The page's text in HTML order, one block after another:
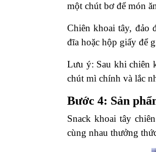
một chút bơ để món
Chiên khoai tây, đảo
đĩa hoặc hộp giấy để
Lưu ý: Sau khi chiên
chút mì chính và lắc
Bước 4: Sản
Snack khoai tây
cùng nhau thưởng